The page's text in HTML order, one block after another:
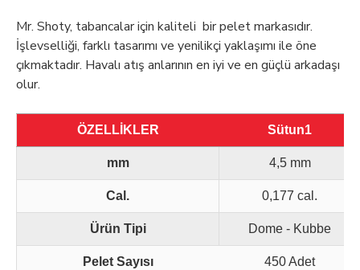
Mr. Shoty, tabancalar için kaliteli bir pelet markasıdır.
İşlevselliği, farklı tasarımı ve yenilikçi yaklaşımı ile öne
çıkmaktadır. Havalı atış anlarının en iyi ve en güçlü arkadaşı
olur.
ÖZELLİKLER Sütun1
mm 4,5 mm
Cal. 0,177 cal.
Ürün Tipi Dome - Kubbe
Pelet Sayısı 450 Adet